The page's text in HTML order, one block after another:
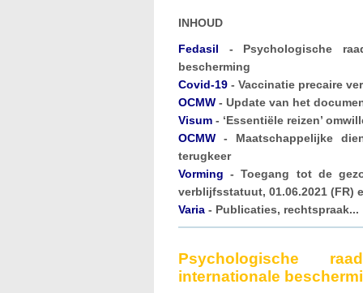
INHOUD
Fedasil - Psychologische
bescherming
Covid-19 - Vaccinatie precaire
OCMW - Update van het
Visum - ‘Essentiële reizen’
OCMW - Maatschappelijke
terugkeer
Vorming - Toegang tot de
verblijfsstatuut, 01.06.2021 (FR)
Varia - Publicaties, rechtspraak...
Psychologische
internationale